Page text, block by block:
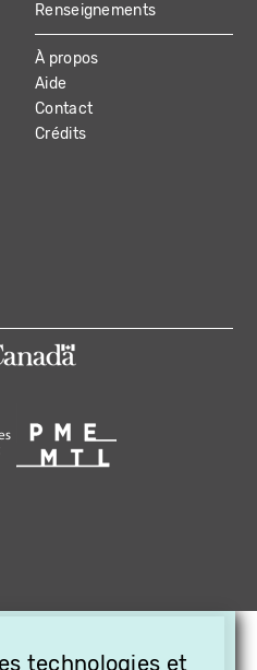
Renseignements
À propos
Aide
Contact
Crédits
technologies et